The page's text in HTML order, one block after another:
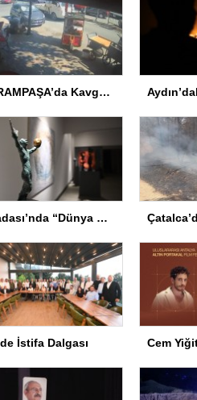
BAYRAMPAŞA’da Kavga: Bir Kişi Hayatını Kaybetti
Kuşadası’nda “Dünya Hâlâ Çiçek Açıyor” sergisi sanatseverlerle buluşuyor
İstifa Dalgası